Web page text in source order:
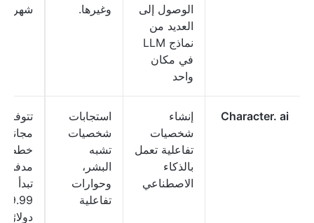
الوصول إلى
العديد من
نماذج LLM
في مكان
واحد
وغيرها.
شهريًا.
Character. ai
إنشاء
شخصيات
تفاعلية تعمل
بالذكاء
الاصطناعي
استجابات
شخصيات
تشبه
البشر،
وحوارات
تفاعلية
تتوفر
مجانية؛
خطط
تبدأ من
9.99
دولارًا